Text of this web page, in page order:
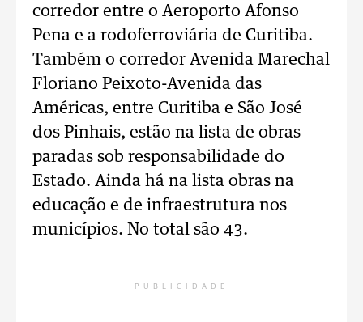
corredor entre o Aeroporto Afonso
Pena e a rodoferroviária de Curitiba.
Também o corredor Avenida Marechal
Floriano Peixoto-Avenida das
Américas, entre Curitiba e São José
dos Pinhais, estão na lista de obras
paradas sob responsabilidade do
Estado. Ainda há na lista obras na
educação e de infraestrutura nos
municípios. No total são 43.
PUBLICIDADE